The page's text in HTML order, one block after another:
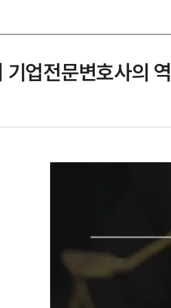
업전문변호사의